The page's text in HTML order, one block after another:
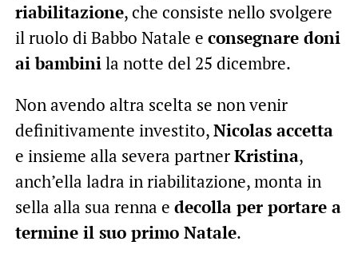
riabilitazione, che consiste nello svolgere
il ruolo di Babbo Natale e consegnare doni
ai bambinila notte del 25 dicembre.
Non avendo altra scelta se non venir
definitivamente investito,Nicolas accetta
e insieme alla severa partnerKristina,
anch’ella ladra in riabilitazione, monta in
sella alla sua renna e decolla per portare a
termine il suo primo Natale.